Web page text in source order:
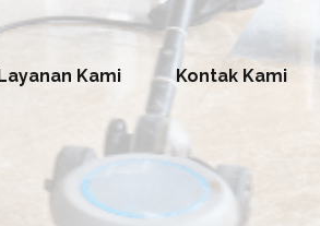
Kami Kontak Kami